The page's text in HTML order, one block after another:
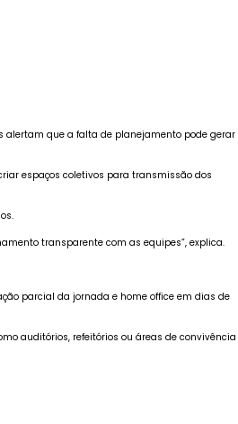
alertam que a falta de planejamento pode gerar
espaços coletivos para transmissão dos
transparente com as equipes”, explica.
parcial da jornada e home office em dias de
auditórios, refeitórios ou áreas de convivência